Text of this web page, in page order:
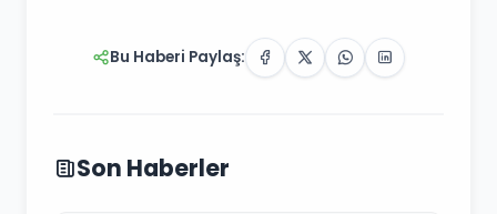
Bu Haberi Paylaş:
Son Haberler